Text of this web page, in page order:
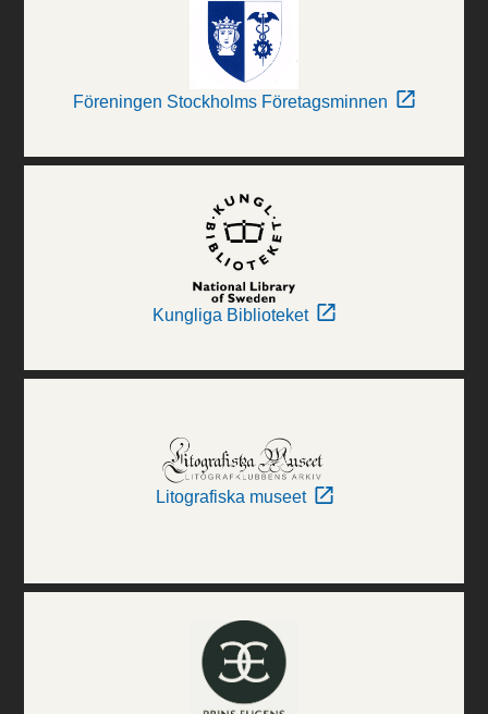
Föreningen Stockholms Företagsminnen
Kungliga Biblioteket
Litografiska museet